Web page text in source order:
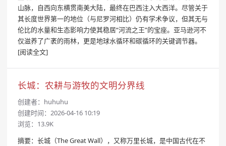
山脉，自西向东横贯南美大陆，最终在巴西注入大西洋。尽管关于
其长度世界第一的地位（与尼罗河相比）仍有学术争议，但其无与
伦比的水量和生态影响力使其稳居“河流之王”的宝座。亚马逊河不
仅滋养了广袤的雨林，更是地球水循环和碳循环的关键调节器。
[阅读全文]
长城：农耕与游牧的文明分界线
创建者： huhuhu
创建时间：2026-04-16 10:19
浏览：13.9K
摘要：长城（The Great Wall），又称万里长城，是中国古代在不